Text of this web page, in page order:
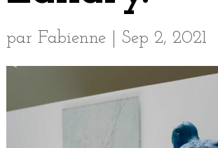
par Fabienne| Sep 2, 2021